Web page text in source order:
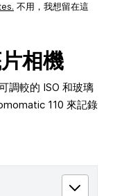
. 不用，我想留在這
相機
調較的 ISO 和玻璃
110 來記錄